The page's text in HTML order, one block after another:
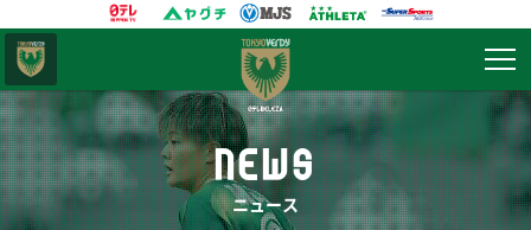
NEWS
ニュース